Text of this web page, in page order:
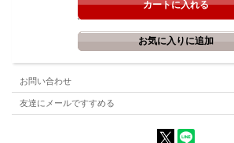
お問い合わせ
友達にメールですすめる